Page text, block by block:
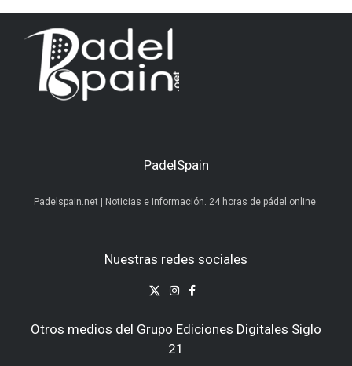
PadelSpain
Padelspain.net | Noticias e información. 24 horas de pádel online.
Nuestras redes sociales
Otros medios del Grupo Ediciones Digitales Siglo
21